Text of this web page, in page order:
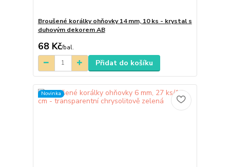
Broušené korálky ohňovky 14 mm, 10 ks - krystal s
duhovým dekorem AB
68 Kč/bal.
Přidat do košíku
Novinka